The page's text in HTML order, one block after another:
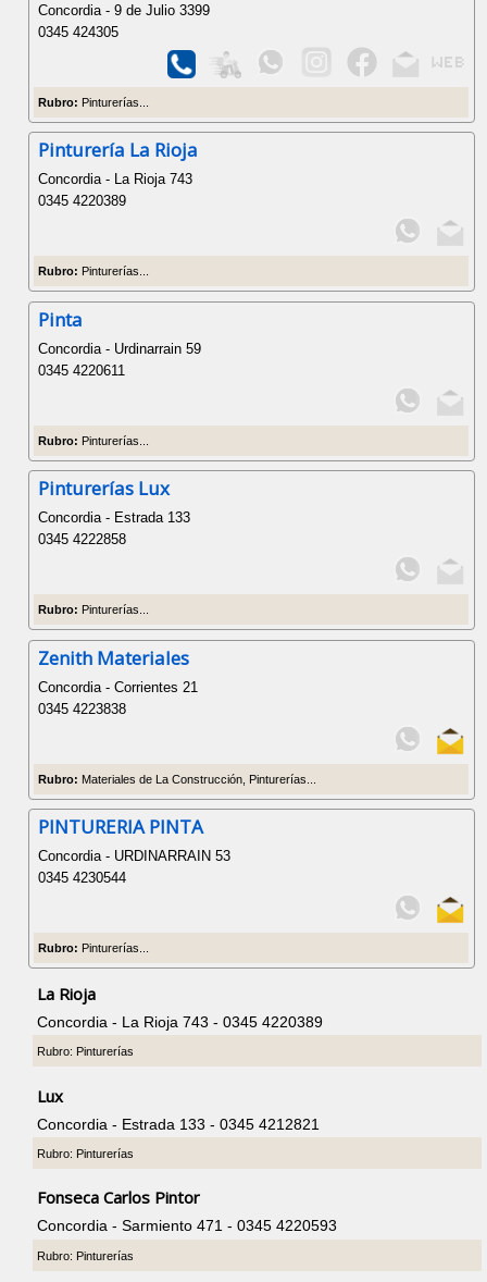
Concordia - 9 de Julio 3399
0345 424305
Rubro: Pinturerías...
Pinturería La Rioja
Concordia - La Rioja 743
0345 4220389
Rubro: Pinturerías...
Pinta
Concordia - Urdinarrain 59
0345 4220611
Rubro: Pinturerías...
Pinturerías Lux
Concordia - Estrada 133
0345 4222858
Rubro: Pinturerías...
Zenith Materiales
Concordia - Corrientes 21
0345 4223838
Rubro: Materiales de La Construcción, Pinturerías...
PINTURERIA PINTA
Concordia - URDINARRAIN 53
0345 4230544
Rubro: Pinturerías...
La Rioja
Concordia - La Rioja 743 - 0345 4220389
Rubro: Pinturerías
Lux
Concordia - Estrada 133 - 0345 4212821
Rubro: Pinturerías
Fonseca Carlos Pintor
Concordia - Sarmiento 471 - 0345 4220593
Rubro: Pinturerías